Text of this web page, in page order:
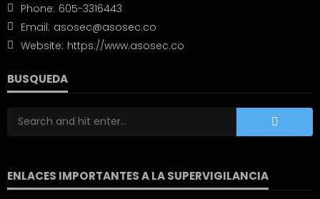
Phone: 605-3316443
Email: asosec@asosec.co
Website: https://www.asosec.co
BUSQUEDA
ENLACES IMPORTANTES A LA SUPERVIGILANCIA